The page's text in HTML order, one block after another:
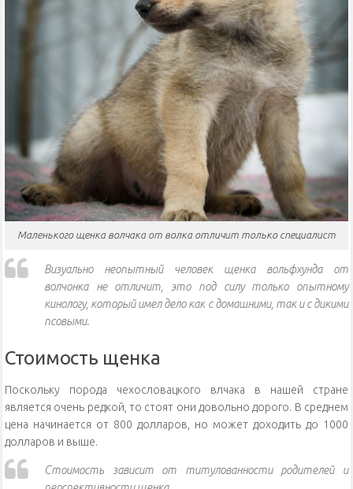
Маленького щенка волчака от волка отличит только специалист
Визуально неопытный человек щенка вольфхунда от
волчонка не отличит, это под силу только опытному
кинологу, который имел дело как с домашними, так и с дикими
псовыми.
Стоимость щенка
Поскольку порода чехословацкого влчака в нашей стране
является очень редкой, то стоят они довольно дорого. В среднем
цена начинается от 800 долларов, но может доходить до 1000
долларов и выше.
Стоимость зависит от титулованности родителей и